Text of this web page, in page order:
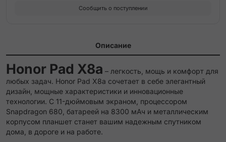
Сообщить о поступлении
Описание
Honor Pad X8a – легкость, мощь и комфорт для
любых задач. Honor Pad X8a сочетает в себе элегантный
дизайн, мощные характеристики и инновационные
технологии. С 11-дюймовым экраном, процессором
Snapdragon 680, батареей на 8300 мАч и металлическим
корпусом планшет станет вашим надежным спутником
дома, в дороге и на работе.